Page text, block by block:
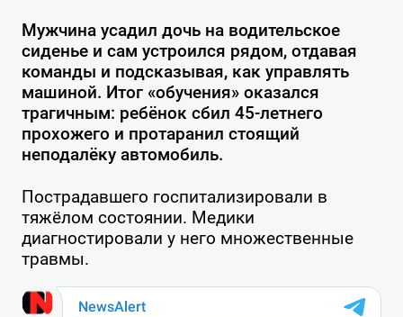
Мужчина усадил дочь на водительское
сиденье и сам устроился рядом, отдавая
команды и подсказывая, как управлять
машиной. Итог «обучения» оказался
трагичным: ребёнок сбил 45-летнего
прохожего и протаранил стоящий
неподалёку автомобиль.
Пострадавшего госпитализировали в
тяжёлом состоянии. Медики
диагностировали у него множественные
травмы.